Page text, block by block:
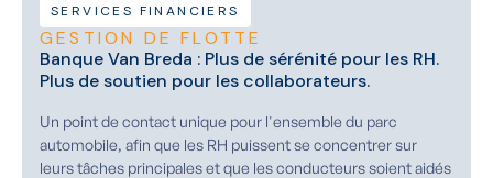
SERVICES FINANCIERS
GESTION DE FLOTTE
Banque Van Breda : Plus de sérénité pour les RH.
Plus de soutien pour les collaborateurs.
Un point de contact unique pour l'ensemble du parc
automobile, afin que les RH puissent se concentrer sur
leurs tâches principales et que les conducteurs soient aidés